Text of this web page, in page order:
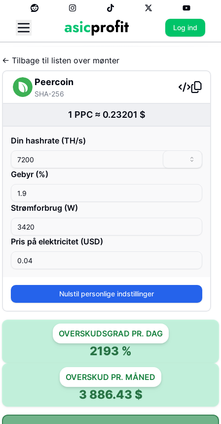
Log ind
← Tilbage til listen over mønter
Peercoin
SHA-256
1 PPC≈ 0.23201 $
Din hashrate (TH/s)
Gebyr (%)
Strømforbrug (W)
Pris på elektricitet (USD)
Nulstil personlige indstillinger
OVERSKUDSGRAD PR. DAG
2193 %
OVERSKUD PR. MÅNED
3 886.43 $